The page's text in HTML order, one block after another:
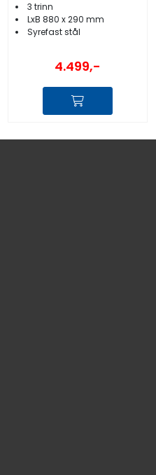
3 trinn
LxB 880 x 290 mm
Syrefast stål
4.499,-